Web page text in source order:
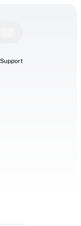
Support